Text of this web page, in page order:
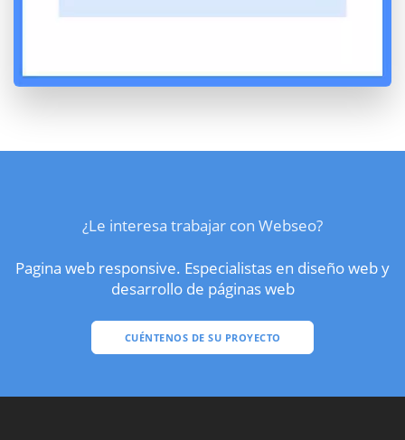
¿Le interesa trabajar con Webseo?
Pagina web responsive. Especialistas en diseño web y
desarrollo de páginas web
CUÉNTENOS DE SU PROYECTO